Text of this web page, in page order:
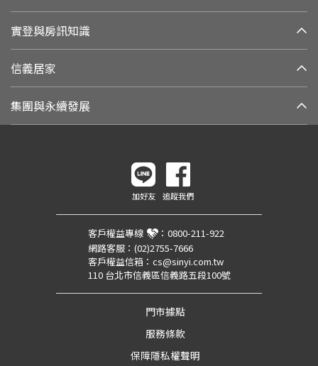
實登與房訊知識
信義居家
集團與永續發展
加好友 追蹤我們
客戶權益專線 ： 0800-211-922
網路客服： (02)2755-7666
客戶權益信箱： cs@sinyi.com.tw
110 台北市信義區信義路五段100號
門市據點
服務條款
保障隱私權聲明